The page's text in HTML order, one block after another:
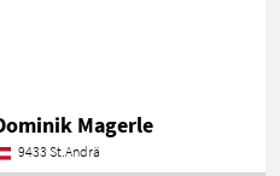
Magerle
9433 St.Andrä